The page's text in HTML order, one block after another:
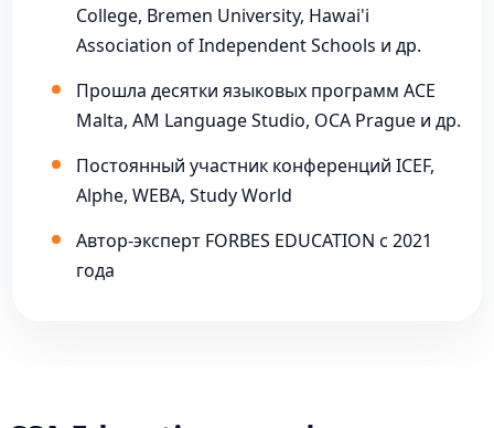
College, Bremen University, Hawai'i
Association of Independent Schools и др.
Прошла десятки языковых программ ACE
Malta, AM Language Studio, OCA Prague и др.
Постоянный участник конференций ICEF,
Alphe, WEBA, Study World
Автор-эксперт FORBES EDUCATION с 2021
года